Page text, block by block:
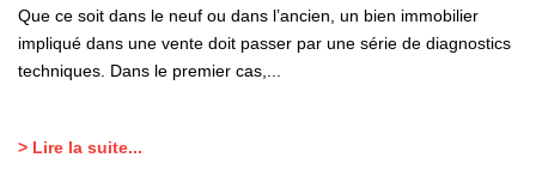
Que ce soit dans le neuf ou dans l’ancien, un bien immobilier
impliqué dans une vente doit passer par une série de diagnostics
techniques. Dans le premier cas,...
> Lire la suite...